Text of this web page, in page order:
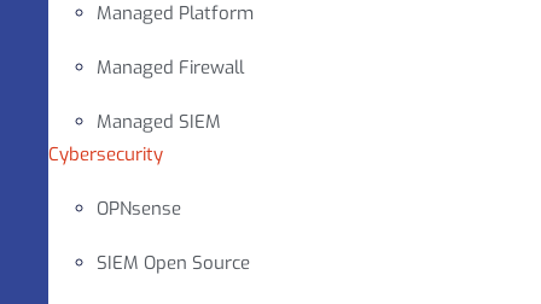
Managed Platform
Managed Firewall
Managed SIEM
Cybersecurity
OPNsense
SIEM Open Source